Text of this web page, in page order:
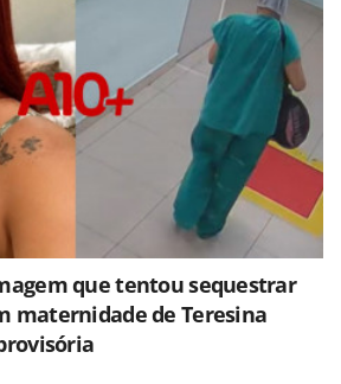
que tentou sequestrar
maternidade de Teresina